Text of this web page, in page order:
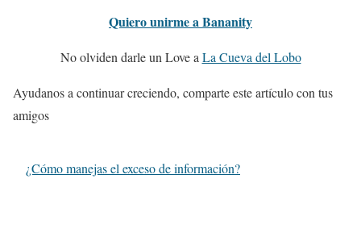
Quiero unirme a Bananity
No olviden darle un Love a La Cueva del Lobo
Ayudanos a continuar creciendo, comparte este artículo con tus
amigos
¿Cómo manejas el exceso de información?